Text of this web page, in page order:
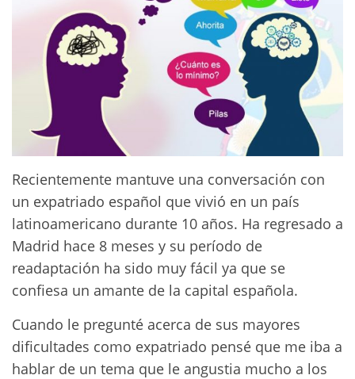
Recientemente mantuve una conversación con
un expatriado español que vivió en un país
latinoamericano durante 10 años. Ha regresado a
Madrid hace 8 meses y su período de
readaptación ha sido muy fácil ya que se
confiesa un amante de la capital española.
Cuando le pregunté acerca de sus mayores
dificultades como expatriado pensé que me iba a
hablar de un tema que le angustia mucho a los